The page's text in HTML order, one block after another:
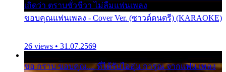
เถิดว่า ตราบชั่วชีวา ไม่ลืมแฟนเพลง
ขอบคุณแฟนเพลง - Cover Ver. (ซาวด์ดนตรี) (KARAOKE)
26 views • 31.07.2569
ขอ กราบ ขอบคุณ.... ที่ได้รับไออุ่น การุณ จากแฟน เพลง